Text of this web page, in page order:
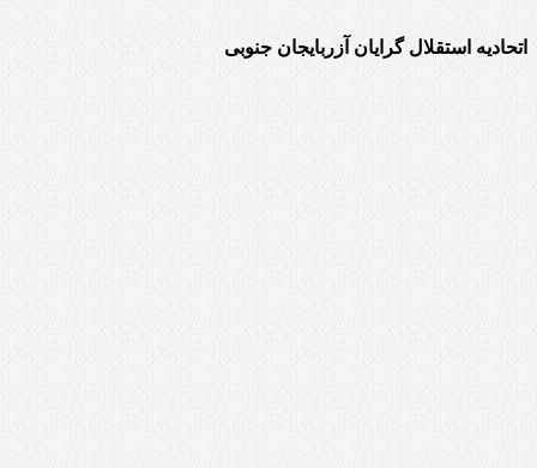
اتحادیه استقلال گرایان آزربایجان جنوبی